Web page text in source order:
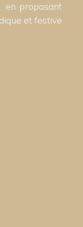
en proposant
et festive